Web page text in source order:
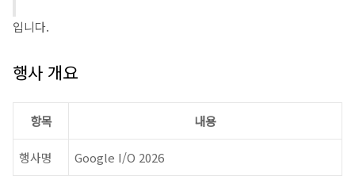
입니다.
행사 개요
항목 내용
행사명 Google I/O 2026